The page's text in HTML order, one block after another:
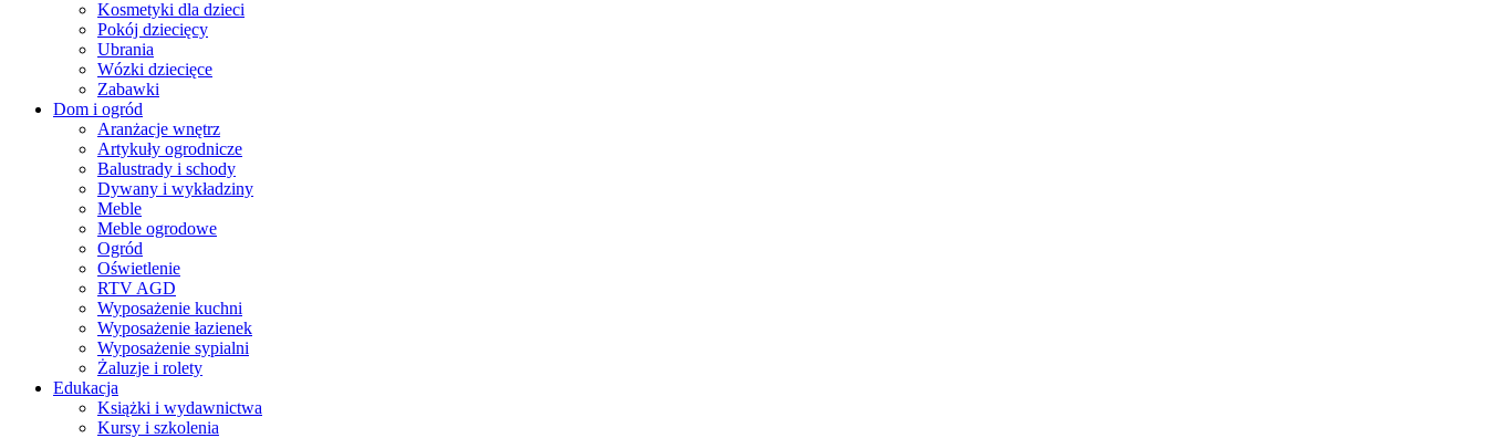
Kosmetyki dla dzieci
Pokój dziecięcy
Ubrania
Wózki dziecięce
Zabawki
Dom i ogród
Aranżacje wnętrz
Artykuły ogrodnicze
Balustrady i schody
Dywany i wykładziny
Meble
Meble ogrodowe
Ogród
Oświetlenie
RTV AGD
Wyposażenie kuchni
Wyposażenie łazienek
Wyposażenie sypialni
Żaluzje i rolety
Edukacja
Książki i wydawnictwa
Kursy i szkolenia